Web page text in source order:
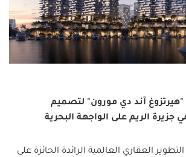
"هيرتزوغ آند دي مورون" لتصميم
الريم على الواجهة البحرية
العقاري العالمية الرائدة الحائزة على